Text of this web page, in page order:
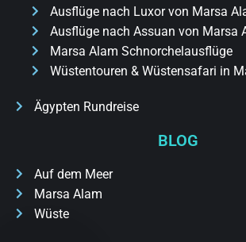
Ausflüge nach Luxor von Marsa
Ausflüge nach Assuan von Marsa
Marsa Alam Schnorchelausflüge
Wüstentouren & Wüstensafari in
Ägypten Rundreise
BLOG
Auf dem Meer
Marsa Alam
Wüste